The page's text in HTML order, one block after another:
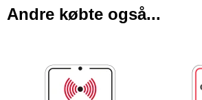
Andre købte også...